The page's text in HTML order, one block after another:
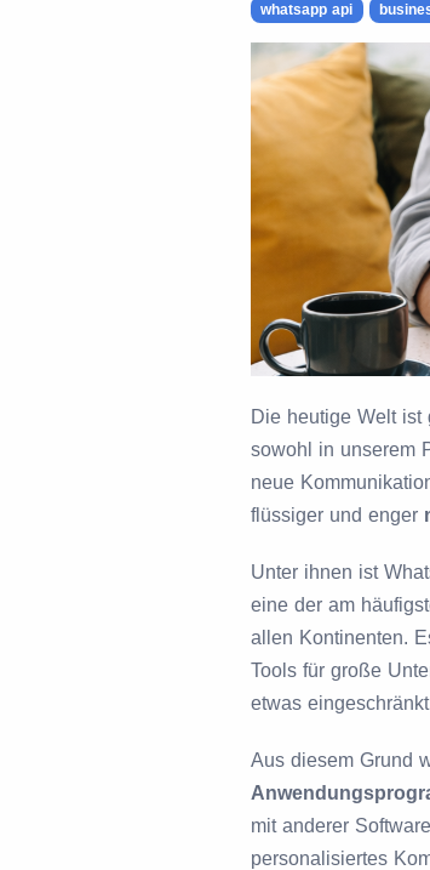
whatsapp api
Die heutige Welt ist
sowohl in unserem
neue
flüssiger und enger
Unter ihnen ist
eine der am
allen Kontinenten.
Tools für große
etwas
Aus diesem Grund
mit anderer
personalisiertes